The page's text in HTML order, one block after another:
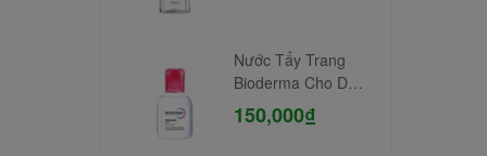
Nước Tẩy Trang
Bioderma Cho Da
Nhạy Cảm 100ml
150,000₫